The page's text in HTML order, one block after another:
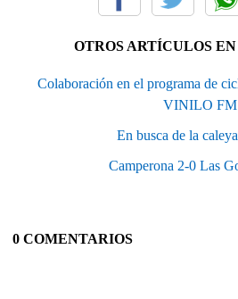
OTROS ARTÍCULOS
Colaboración en el programa de
VINILO FM
En busca de la
Camperona 2-0 Las
0 COMENTARIOS